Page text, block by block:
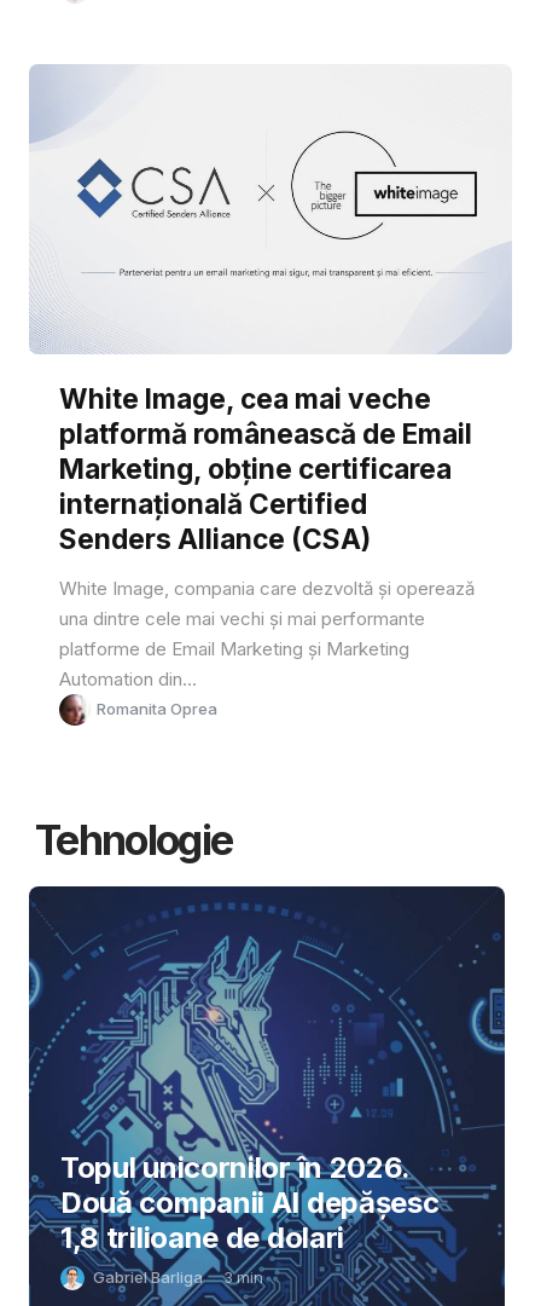
White Image, cea mai veche
platformă românească de Email
Marketing, obține certificarea
internațională Certified
Senders Alliance (CSA)
White Image, compania care dezvoltă și operează
una dintre cele mai vechi și mai performante
platforme de Email Marketing și Marketing
Automation din...
Romanita Oprea
Tehnologie
Topul unicornilor în 2026.
Două companii AI depășesc
1,8 trilioane de dolari
Gabriel Barliga 3min